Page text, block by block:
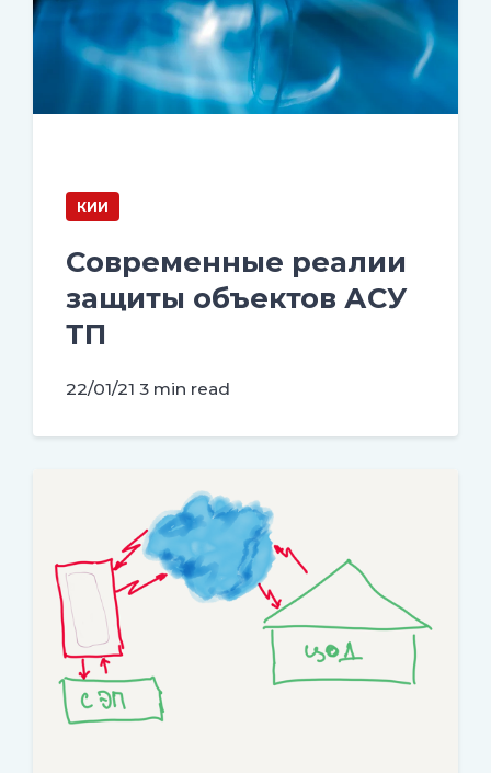
КИИ
Современные реалии
защиты объектов АСУ
ТП
22/01/21 3 min read